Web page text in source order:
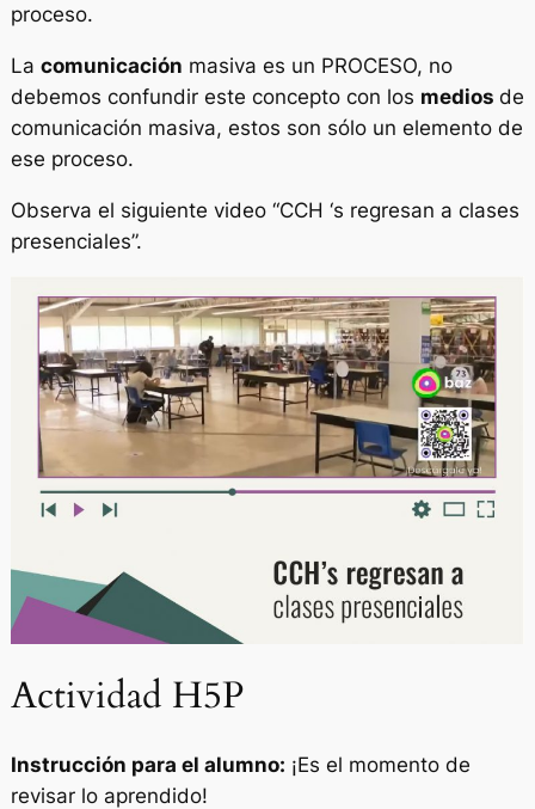
proceso.
La comunicación masiva es un PROCESO, no
debemos confundir este concepto con los medios de
comunicación masiva, estos son sólo un elemento de
ese proceso.
Observa el siguiente video “CCH ‘s regresan a clases
presenciales”.
Actividad H5P
Instrucción para el alumno: ¡Es el momento de
revisar lo aprendido!